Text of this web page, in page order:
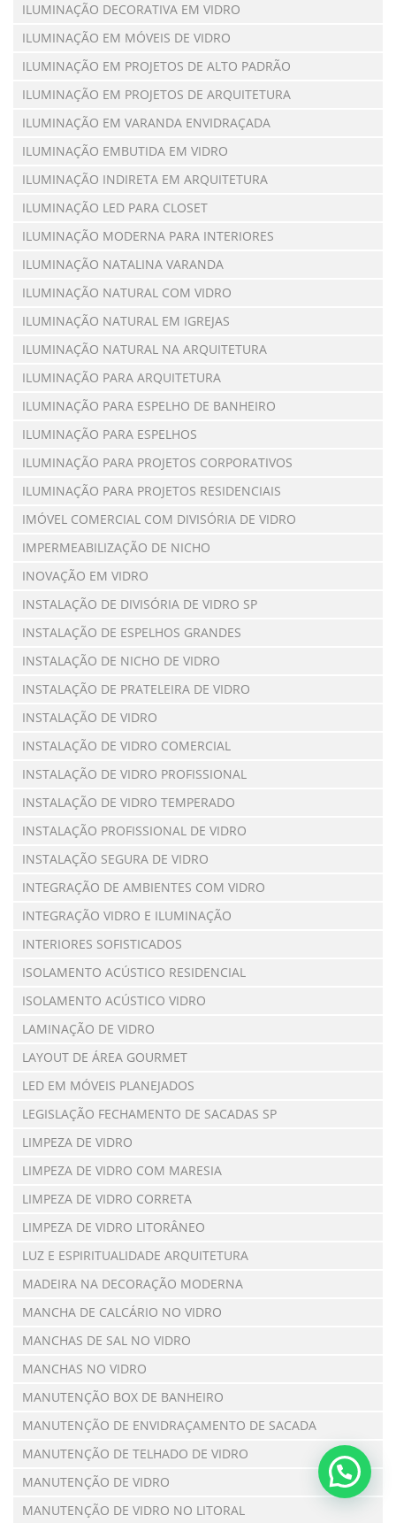
ILUMINAÇÃO DECORATIVA EM VIDRO
ILUMINAÇÃO EM MÓVEIS DE VIDRO
ILUMINAÇÃO EM PROJETOS DE ALTO PADRÃO
ILUMINAÇÃO EM PROJETOS DE ARQUITETURA
ILUMINAÇÃO EM VARANDA ENVIDRAÇADA
ILUMINAÇÃO EMBUTIDA EM VIDRO
ILUMINAÇÃO INDIRETA EM ARQUITETURA
ILUMINAÇÃO LED PARA CLOSET
ILUMINAÇÃO MODERNA PARA INTERIORES
ILUMINAÇÃO NATALINA VARANDA
ILUMINAÇÃO NATURAL COM VIDRO
ILUMINAÇÃO NATURAL EM IGREJAS
ILUMINAÇÃO NATURAL NA ARQUITETURA
ILUMINAÇÃO PARA ARQUITETURA
ILUMINAÇÃO PARA ESPELHO DE BANHEIRO
ILUMINAÇÃO PARA ESPELHOS
ILUMINAÇÃO PARA PROJETOS CORPORATIVOS
ILUMINAÇÃO PARA PROJETOS RESIDENCIAIS
IMÓVEL COMERCIAL COM DIVISÓRIA DE VIDRO
IMPERMEABILIZAÇÃO DE NICHO
INOVAÇÃO EM VIDRO
INSTALAÇÃO DE DIVISÓRIA DE VIDRO SP
INSTALAÇÃO DE ESPELHOS GRANDES
INSTALAÇÃO DE NICHO DE VIDRO
INSTALAÇÃO DE PRATELEIRA DE VIDRO
INSTALAÇÃO DE VIDRO
INSTALAÇÃO DE VIDRO COMERCIAL
INSTALAÇÃO DE VIDRO PROFISSIONAL
INSTALAÇÃO DE VIDRO TEMPERADO
INSTALAÇÃO PROFISSIONAL DE VIDRO
INSTALAÇÃO SEGURA DE VIDRO
INTEGRAÇÃO DE AMBIENTES COM VIDRO
INTEGRAÇÃO VIDRO E ILUMINAÇÃO
INTERIORES SOFISTICADOS
ISOLAMENTO ACÚSTICO RESIDENCIAL
ISOLAMENTO ACÚSTICO VIDRO
LAMINAÇÃO DE VIDRO
LAYOUT DE ÁREA GOURMET
LED EM MÓVEIS PLANEJADOS
LEGISLAÇÃO FECHAMENTO DE SACADAS SP
LIMPEZA DE VIDRO
LIMPEZA DE VIDRO COM MARESIA
LIMPEZA DE VIDRO CORRETA
LIMPEZA DE VIDRO LITORÂNEO
LUZ E ESPIRITUALIDADE ARQUITETURA
MADEIRA NA DECORAÇÃO MODERNA
MANCHA DE CALCÁRIO NO VIDRO
MANCHAS DE SAL NO VIDRO
MANCHAS NO VIDRO
MANUTENÇÃO BOX DE BANHEIRO
MANUTENÇÃO DE ENVIDRAÇAMENTO DE SACADA
MANUTENÇÃO DE TELHADO DE VIDRO
MANUTENÇÃO DE VIDRO
MANUTENÇÃO DE VIDRO NO LITORAL